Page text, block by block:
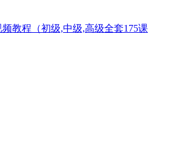
频教程（初级,中级,高级全套175课